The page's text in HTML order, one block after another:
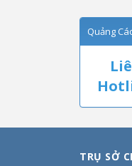
Quảng
TRỤ SỞ